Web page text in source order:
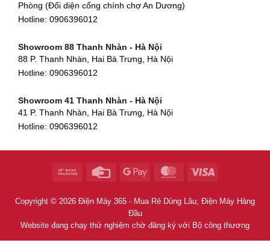
Showroom Huế
54 Hùng Vương, Phú Hội, Thành phố Huế, Thừa Thiên Huế
Showroom Hà Tĩnh
82 Quang Trung, Thạch Quý, Hà Tĩnh
Showroom Quy Nhơn - Bình Định
956 Trần Hưng Đạo, P, Thành phố Quy Nhơn, Bình Định
Phòng (Đối diện cổng chính chợ An Dương)
Hotline: 0906396012
Showroom 88 Thanh Nhàn - Hà Nội
88 P. Thanh Nhàn, Hai Bà Trưng, Hà Nội
Hotline: 0906396012
Showroom 41 Thanh Nhàn - Hà Nội
41 P. Thanh Nhàn, Hai Bà Trưng, Hà Nội
Hotline: 0906396012
268 P. Tây Sơn, Trung Liệt, Đống Đa, Hà Nội
Showroom Khâm Thiên - Hà Nội
Copyright © 2026 Điện Máy 365 - Mua Rẻ Dùng Lâu, Điện Máy Hàng
Đầu
Website đang chạy thử nghiệm chờ đăng ký với Bộ công thương